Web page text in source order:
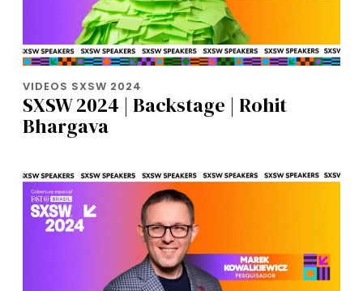
VIDEOS SXSW 2024
SXSW 2024 | Backstage | Rohit
Bhargava